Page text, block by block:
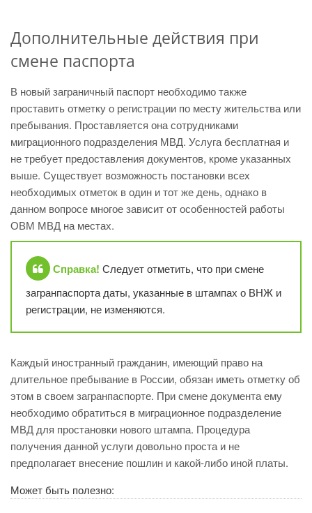
Дополнительные действия при
смене паспорта
В новый заграничный паспорт необходимо также
проставить отметку о регистрации по месту жительства или
пребывания. Проставляется она сотрудниками
миграционного подразделения МВД. Услуга бесплатная и
не требует предоставления документов, кроме указанных
выше. Существует возможность постановки всех
необходимых отметок в один и тот же день, однако в
данном вопросе многое зависит от особенностей работы
ОВМ МВД на местах.
Справка! Следует отметить, что при смене
загранпаспорта даты, указанные в штампах о ВНЖ и
регистрации, не изменяются.
Каждый иностранный гражданин, имеющий право на
длительное пребывание в России, обязан иметь отметку об
этом в своем загранпаспорте. При смене документа ему
необходимо обратиться в миграционное подразделение
МВД для простановки нового штампа. Процедура
получения данной услуги довольно проста и не
предполагает внесение пошлин и какой-либо иной платы.
Может быть полезно: